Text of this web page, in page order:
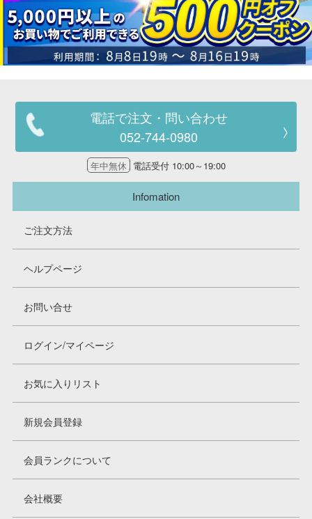
電話で注文・問い合わせ
052-744-0980
年中無休 電話受付 10:00～19:00
Infomation
ご注文方法
ヘルプページ
お問い合せ
ログイン/マイページ
お気に入りリスト
新規会員登録
会員ランクについて
会社概要